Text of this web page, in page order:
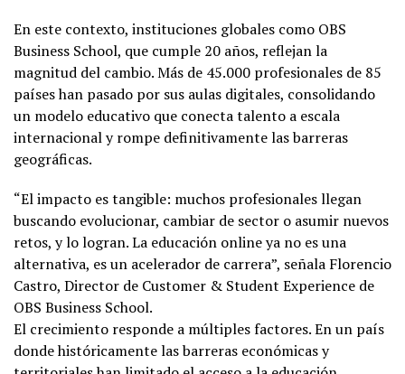
En este contexto, instituciones globales como OBS
Business School, que cumple 20 años, reflejan la
magnitud del cambio. Más de 45.000 profesionales de 85
países han pasado por sus aulas digitales, consolidando
un modelo educativo que conecta talento a escala
internacional y rompe definitivamente las barreras
geográficas.
“El impacto es tangible: muchos profesionales llegan
buscando evolucionar, cambiar de sector o asumir nuevos
retos, y lo logran. La educación online ya no es una
alternativa, es un acelerador de carrera”, señala Florencio
Castro, Director de Customer & Student Experience de
OBS Business School.
El crecimiento responde a múltiples factores. En un país
donde históricamente las barreras económicas y